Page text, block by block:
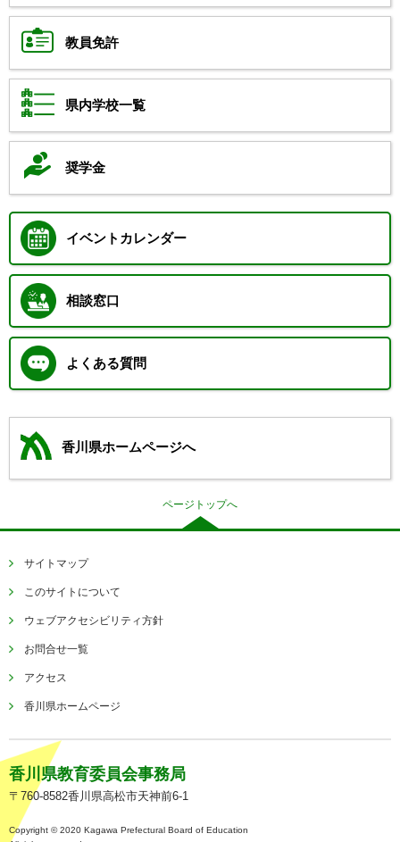
教員免許
県内学校一覧
奨学金
イベントカレンダー
相談窓口
よくある質問
香川県ホームページへ
ページトップへ
サイトマップ
このサイトについて
ウェブアクセシビリティ方針
お問合せ一覧
アクセス
香川県ホームページ
香川県教育委員会事務局
〒760-8582香川県高松市天神前6-1
Copyright © 2020 Kagawa Prefectural Board of Education